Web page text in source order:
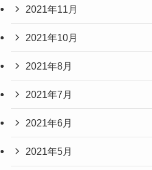
2021年11月
2021年10月
2021年8月
2021年7月
2021年6月
2021年5月